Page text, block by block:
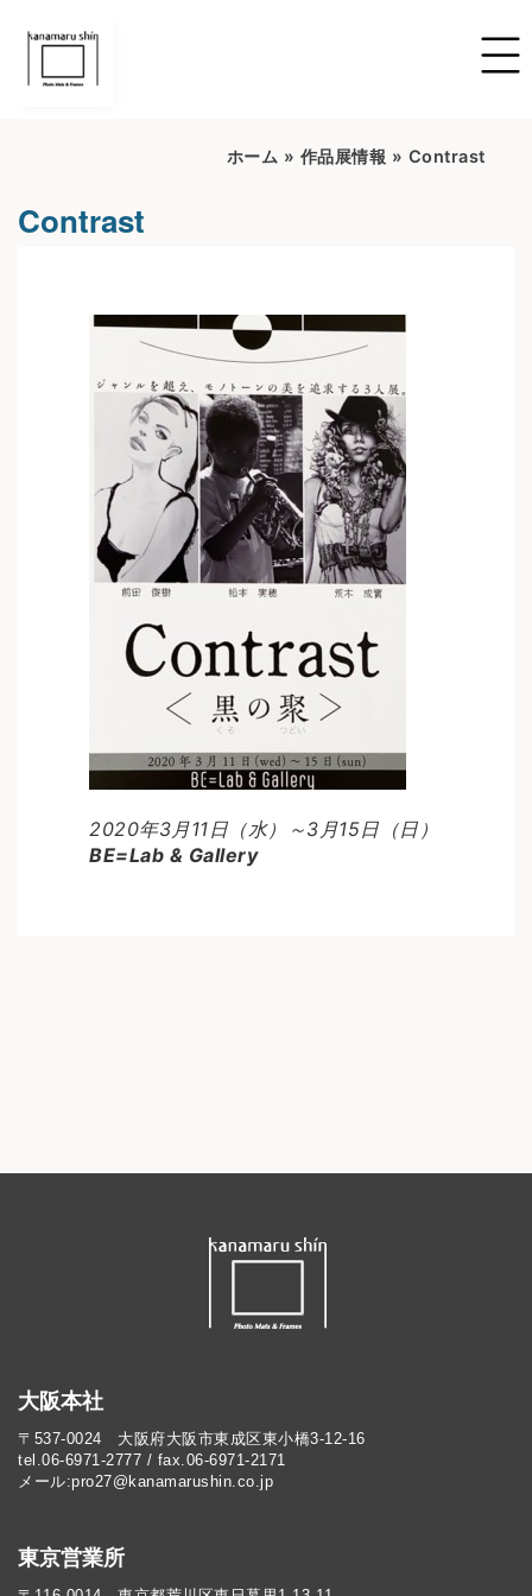
ホーム » 作品展情報 » Contrast
Contrast
2020年3月11日（水）～3月15日（日）
BE=Lab & Gallery
大阪本社
〒537-0024 大阪府大阪市東成区東小橋3-12-16
tel.06-6971-2777 / fax.06-6971-2171
メール:pro27@kanamarushin.co.jp​
東京営業所